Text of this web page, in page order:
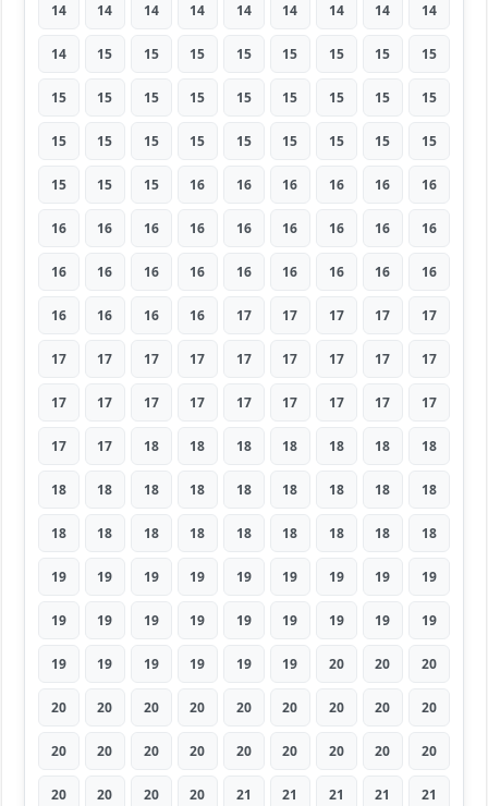
14 14 14 14 14 14 14 14 14
14 15 15 15 15 15 15 15 15
15 15 15 15 15 15 15 15 15
15 15 15 15 15 15 15 15 15
15 15 15 16 16 16 16 16 16
16 16 16 16 16 16 16 16 16
16 16 16 16 16 16 16 16 16
16 16 16 16 17 17 17 17 17
17 17 17 17 17 17 17 17 17
17 17 17 17 17 17 17 17 17
17 17 18 18 18 18 18 18 18
18 18 18 18 18 18 18 18 18
18 18 18 18 18 18 18 18 18
19 19 19 19 19 19 19 19 19
19 19 19 19 19 19 19 19 19
19 19 19 19 19 19 20 20 20
20 20 20 20 20 20 20 20 20
20 20 20 20 20 20 20 20 20
20 20 20 20 21 21 21 21 21